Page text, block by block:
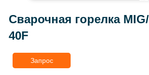
Сварочная горелка
40F
Запрос